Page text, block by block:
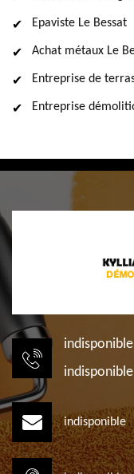
Epaviste Le Bessat
Achat métaux Le
Entreprise de
Entreprise
indisponible
indisponible
indisponible